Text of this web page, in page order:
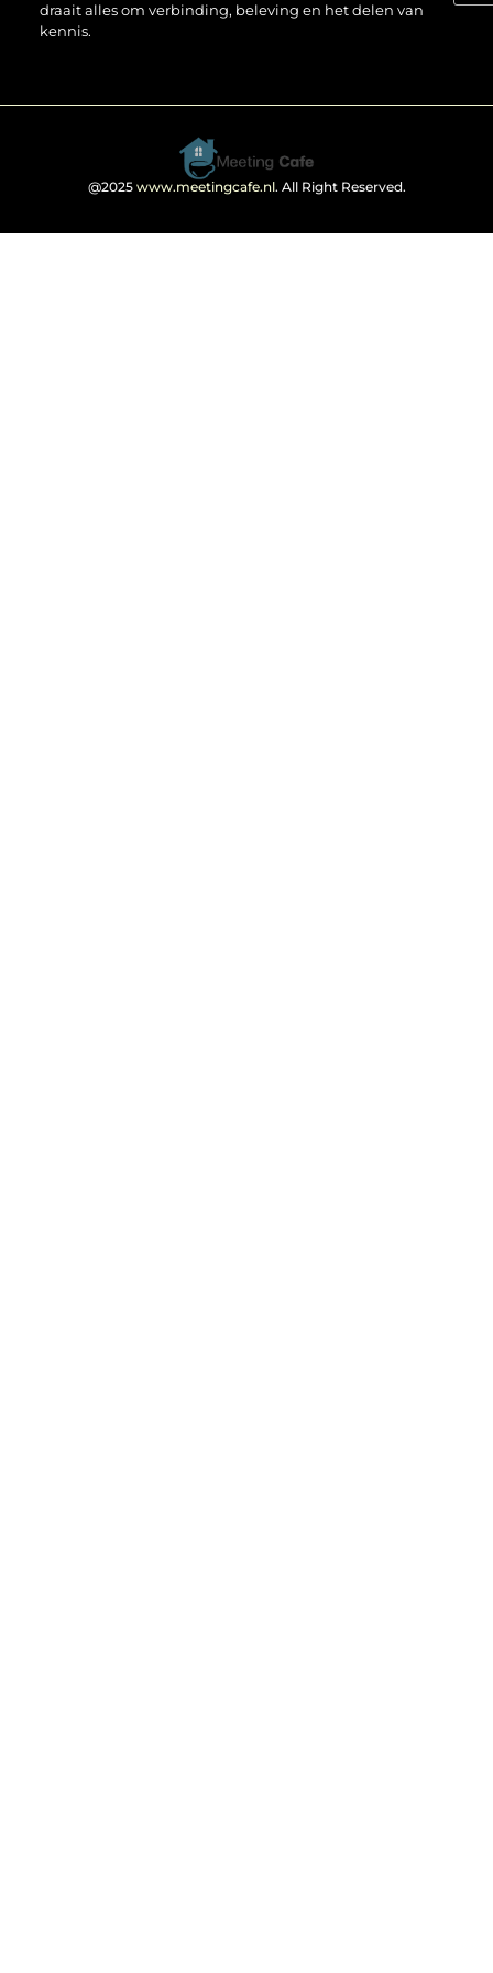
draait alles om verbinding, beleving en het delen van
kennis.
@2025 www.meetingcafe.nl. All Right Reserved.